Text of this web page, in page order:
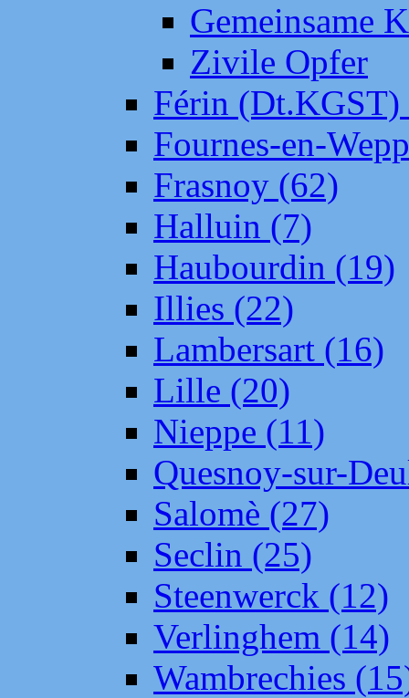
Gemeinsame
Zivile Opfer
Férin (Dt.KGST)
Fournes-en-
Frasnoy (62)
Halluin (7)
Haubourdin (19)
Illies (22)
Lambersart (16)
Lille (20)
Nieppe (11)
Quesnoy-sur-
Salomè (27)
Seclin (25)
Steenwerck (12)
Verlinghem (14)
Wambrechies